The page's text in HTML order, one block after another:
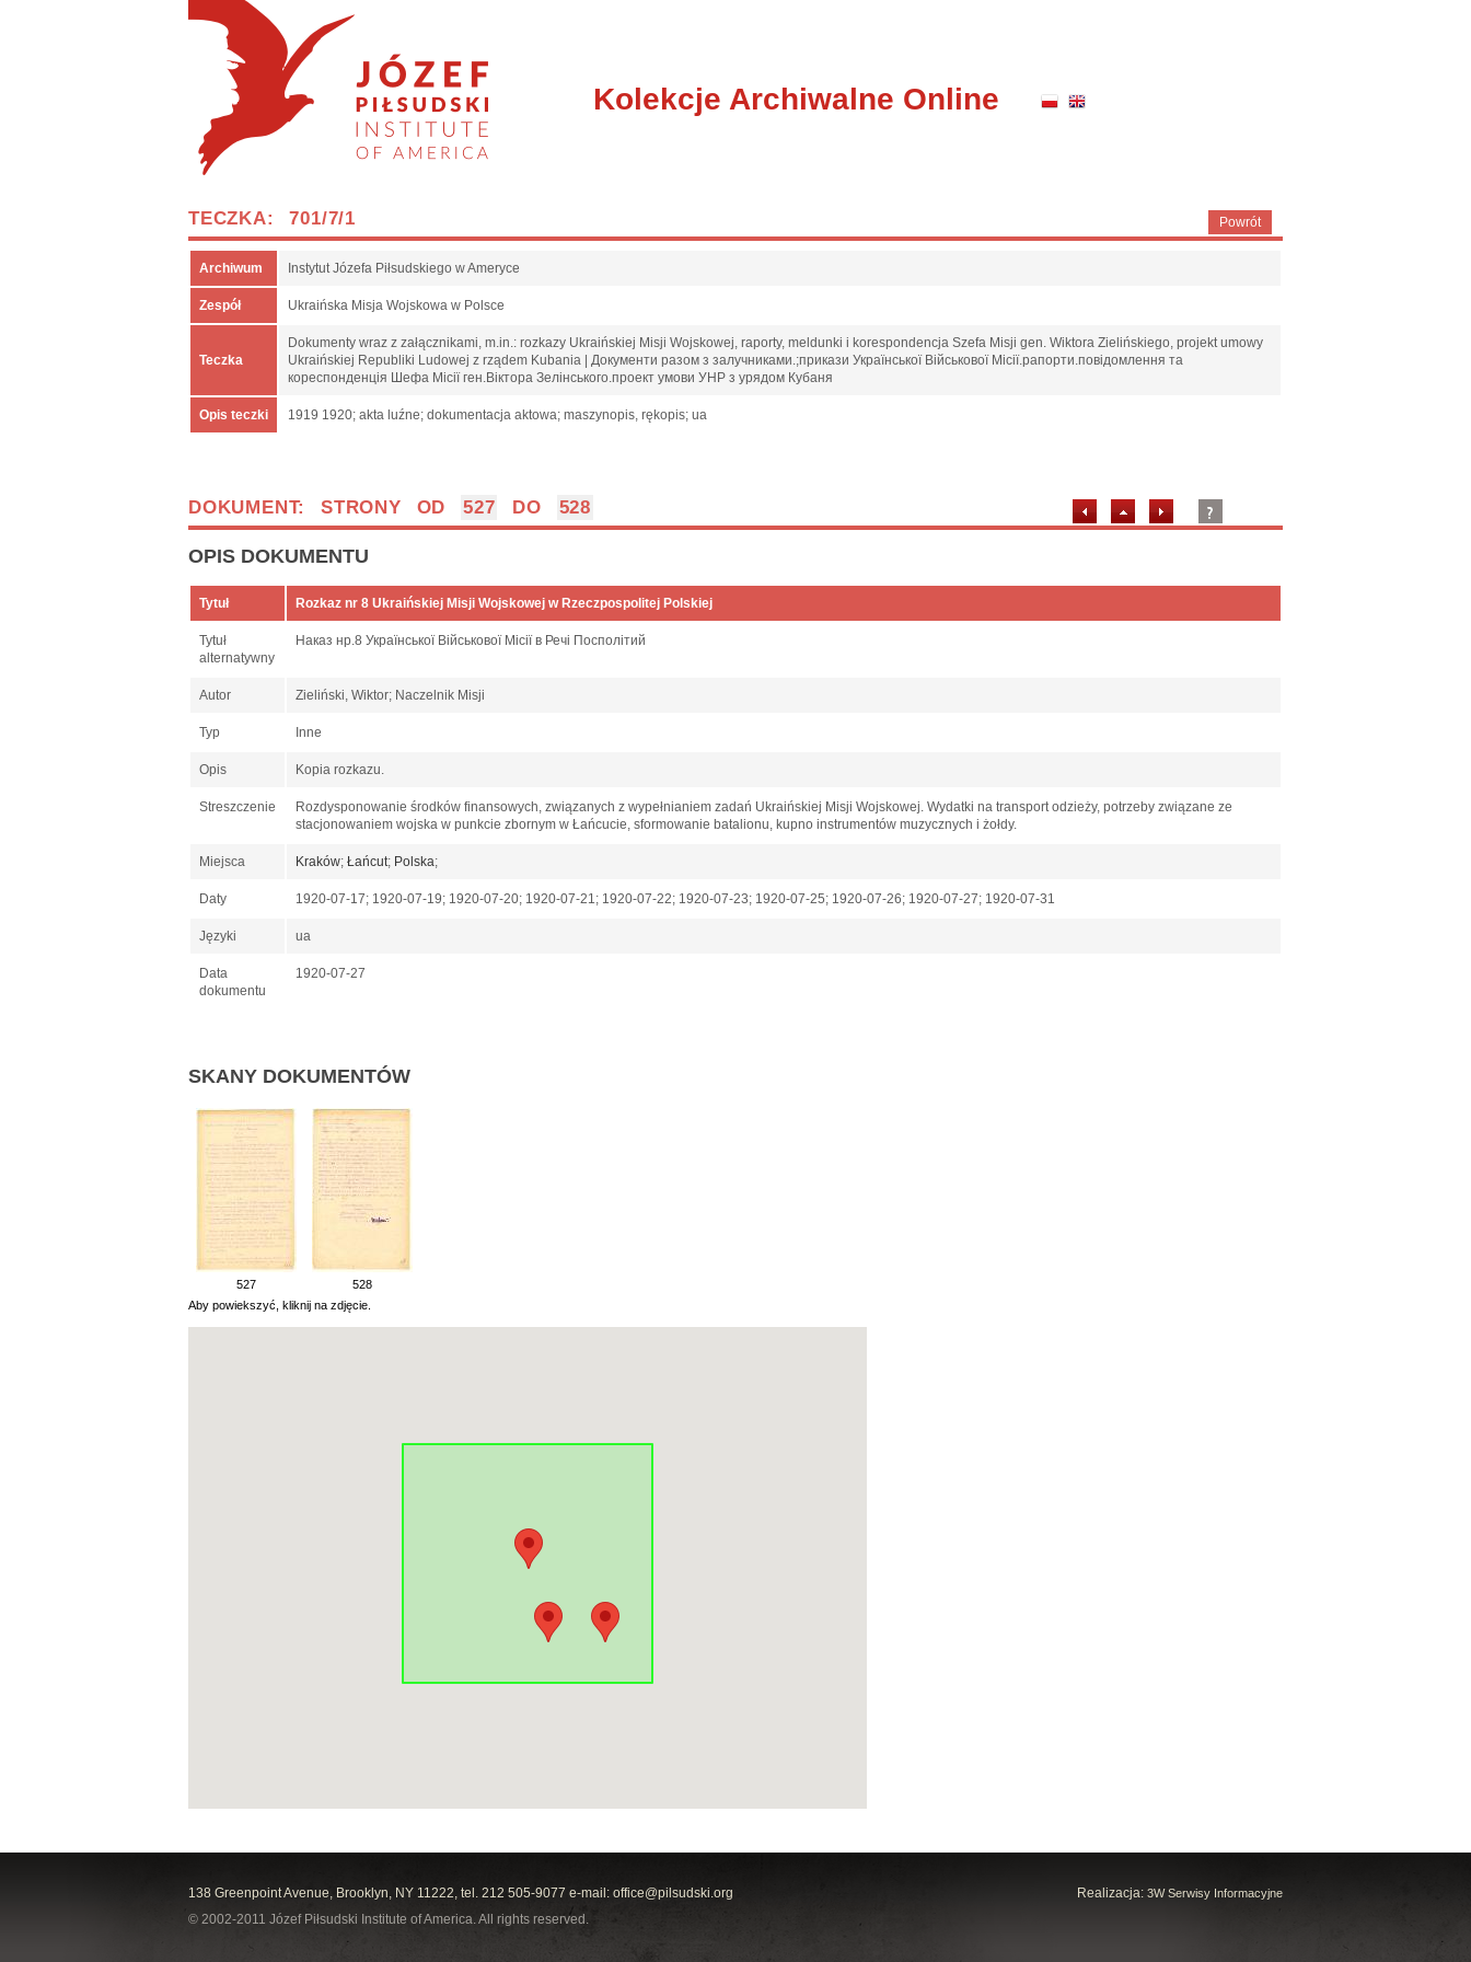
Kolekcje Archiwalne Online
Powrót
TECZKA: 701/7/1
Archiwum Instytut Józefa Piłsudskiego w Ameryce
Zespół Ukraińska Misja Wojskowa w Polsce
Teczka
Dokumenty wraz z załącznikami, m.in.: rozkazy Ukraińskiej Misji Wojskowej, raporty, meldunki i korespondencja Szefa Misji gen. Wiktora Zielińskiego, projekt umowy
Ukraińskiej Republiki Ludowej z rządem Kubania | Документи разом з залучниками.;прикази Української Військової Місії.рапорти.повідомлення та
кореспонденція Шефа Місії ген.Віктора Зелінського.проект умови УНР з урядом Кубаня
Opis teczki 1919 1920; akta luźne; dokumentacja aktowa; maszynopis, rękopis; ua
DOKUMENT: STRONY OD 527 DO 528
OPIS DOKUMENTU
Tytuł Rozkaz nr 8 Ukraińskiej Misji Wojskowej w Rzeczpospolitej Polskiej
Tytuł
alternatywny
Наказ нр.8 Української Військової Місії в Речі Посполітий
Autor Zieliński, Wiktor; Naczelnik Misji
Typ Inne
Opis Kopia rozkazu.
Streszczenie
Rozdysponowanie środków finansowych, związanych z wypełnianiem zadań Ukraińskiej Misji Wojskowej. Wydatki na transport odzieży, potrzeby związane ze
stacjonowaniem wojska w punkcie zbornym w Łańcucie, sformowanie batalionu, kupno instrumentów muzycznych i żołdy.
Miejsca Kraków; Łańcut; Polska;
Daty 1920-07-17; 1920-07-19; 1920-07-20; 1920-07-21; 1920-07-22; 1920-07-23; 1920-07-25; 1920-07-26; 1920-07-27; 1920-07-31
Języki ua
Data
dokumentu
1920-07-27
SKANY DOKUMENTÓW
527
528
Aby powiekszyć, kliknij na zdjęcie.
Realizacja: 3W Serwisy Informacyjne
138 Greenpoint Avenue, Brooklyn, NY 11222, tel. 212 505-9077 e-mail: office@pilsudski.org
© 2002-2011 Józef Piłsudski Institute of America. All rights reserved.